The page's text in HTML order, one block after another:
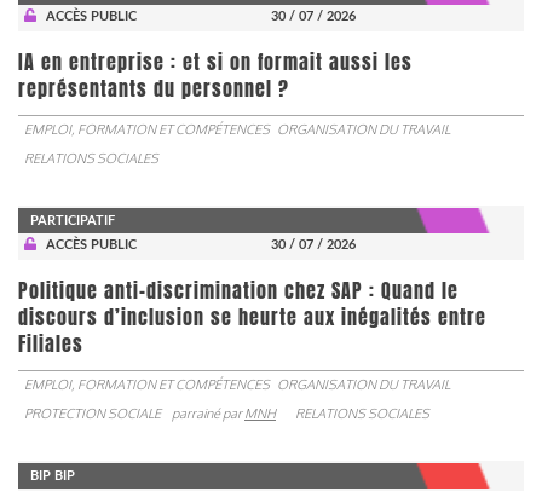
ACCÈS PUBLIC
30 / 07 / 2026
IA en entreprise : et si on formait aussi les
représentants du personnel ?
EMPLOI, FORMATION ET COMPÉTENCES ORGANISATION DU TRAVAIL
RELATIONS SOCIALES
PARTICIPATIF
ACCÈS PUBLIC
30 / 07 / 2026
Politique anti-discrimination chez SAP : Quand le
discours d’inclusion se heurte aux inégalités entre
Filiales
EMPLOI, FORMATION ET COMPÉTENCES ORGANISATION DU TRAVAIL
PROTECTION SOCIALE
parrainé parMNH RELATIONS SOCIALES
BIP BIP